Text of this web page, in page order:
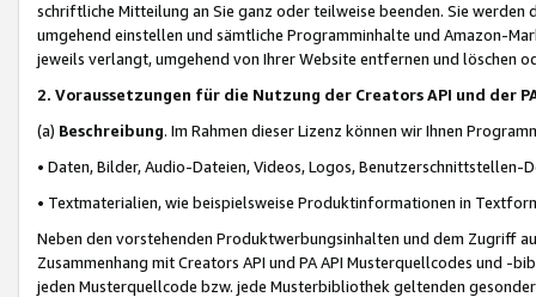
schriftliche Mitteilung an Sie ganz oder teilweise beenden. Sie werden
umgehend einstellen und sämtliche Programminhalte und Amazon-
jeweils verlangt, umgehend von Ihrer Website entfernen und löschen
2. Voraussetzungen für die Nutzung der Creators API und der
(a) Beschreibung. Im Rahmen dieser Lizenz können wir Ihnen
• Daten, Bilder, Audio-Dateien, Videos, Logos, Benutzerschnittstellen-
• Textmaterialien, wie beispielsweise Produktinformationen in
Neben den vorstehenden Produktwerbungsinhalten und dem Zugriff
Zusammenhang mit Creators API und PA API Musterquellcodes und
jeden Musterquellcode bzw. jede Musterbibliothek geltenden